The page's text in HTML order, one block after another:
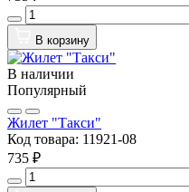
В корзину
В наличии
Популярный
Жилет "Такси"
Код товара: 11921-08
735 ₽